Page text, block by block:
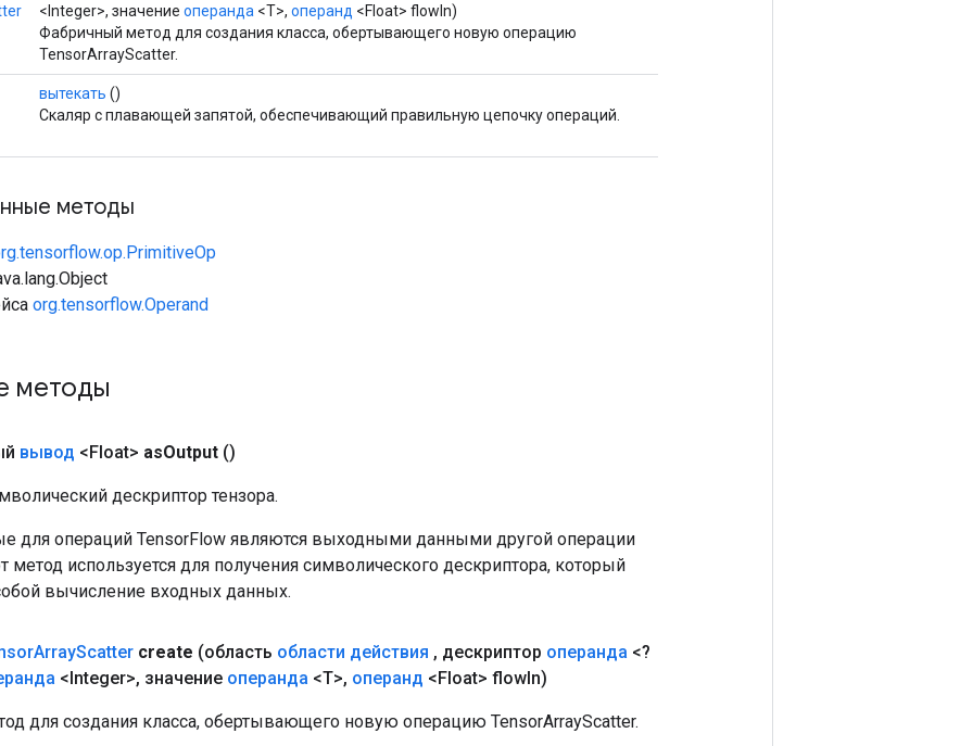
<Integer>, значение операнда <T>, операнд <Float> flowIn)
Фабричный метод для создания класса, обертывающего новую операцию
TensorArrayScatter.
вытекать ()
Скаляр с плавающей запятой, обеспечивающий правильную цепочку операций.
методы
org.tensorflow.Operand
методы
вывод <Float> asOutput ()
дескриптор тензора.
для операций TensorFlow являются выходными данными другой операции
метод используется для получения символического дескриптора, который
вычисление входных данных.
ArrayScatter create (область области действия , дескриптор операнда <?
<Integer>, значение операнда <T>, операнд <Float> flowIn)
для создания класса, обертывающего новую операцию TensorArrayScatter.